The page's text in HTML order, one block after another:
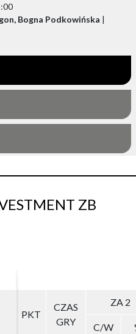
Bogna Podkowińska |
ZB
PKT
CZAS
GRY
ZA 2
C/W
PKT
CZAS
GRY
ZA 2
C/W